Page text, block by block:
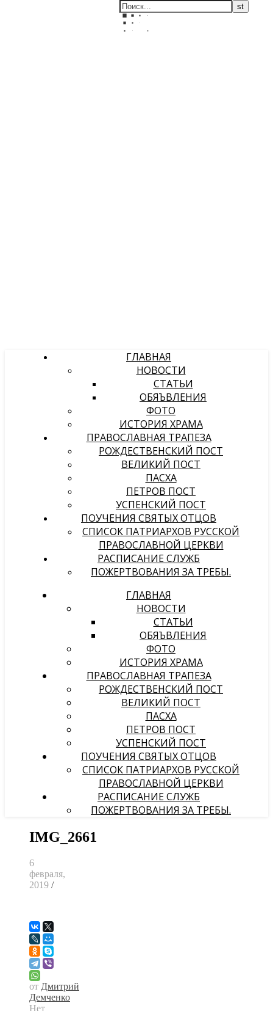
ГЛАВНАЯ
НОВОСТИ
СТАТЬИ
ОБЯЪВЛЕНИЯ
ФОТО
ИСТОРИЯ ХРАМА
ПРАВОСЛАВНАЯ ТРАПЕЗА
РОЖДЕСТВЕНСКИЙ ПОСТ
ВЕЛИКИЙ ПОСТ
ПАСХА
ПЕТРОВ ПОСТ
УСПЕНСКИЙ ПОСТ
ПОУЧЕНИЯ СВЯТЫХ ОТЦОВ
СПИСОК ПАТРИАРХОВ РУССКОЙ
ПРАВОСЛАВНОЙ ЦЕРКВИ
РАСПИСАНИЕ СЛУЖБ
ПОЖЕРТВОВАНИЯ ЗА ТРЕБЫ.
ГЛАВНАЯ
НОВОСТИ
СТАТЬИ
ОБЯЪВЛЕНИЯ
ФОТО
ИСТОРИЯ ХРАМА
ПРАВОСЛАВНАЯ ТРАПЕЗА
РОЖДЕСТВЕНСКИЙ ПОСТ
ВЕЛИКИЙ ПОСТ
ПАСХА
ПЕТРОВ ПОСТ
УСПЕНСКИЙ ПОСТ
ПОУЧЕНИЯ СВЯТЫХ ОТЦОВ
СПИСОК ПАТРИАРХОВ РУССКОЙ
ПРАВОСЛАВНОЙ ЦЕРКВИ
РАСПИСАНИЕ СЛУЖБ
ПОЖЕРТВОВАНИЯ ЗА ТРЕБЫ.
IMG_2661
6
февраля,
2019 /
от Дмитрий
Демченко
Нет